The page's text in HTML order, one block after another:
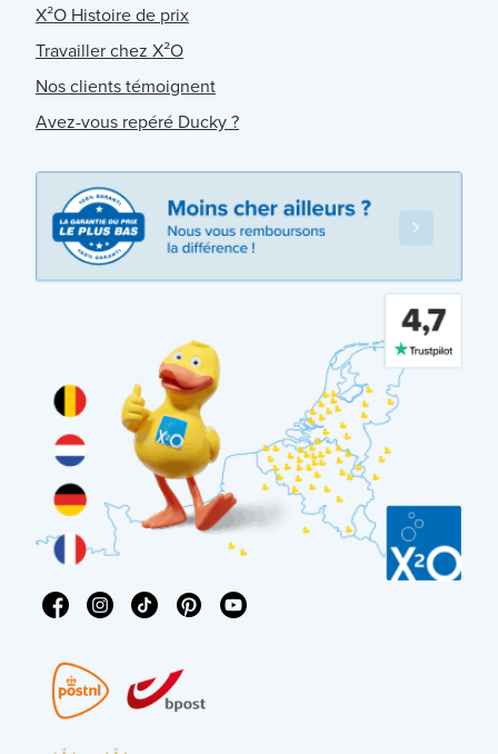
X²O Histoire de prix
Travailler chez X²O
Nos clients témoignent
Avez-vous repéré Ducky ?